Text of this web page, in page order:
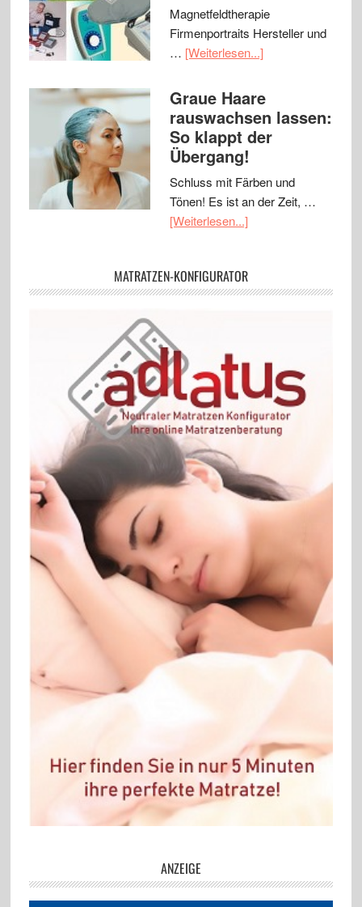
Magnetfeldtherapie
Firmenportraits Hersteller und
… [Weiterlesen...]
Graue Haare
rauswachsen lassen:
So klappt der
Übergang!
Schluss mit Färben und
Tönen! Es ist an der Zeit, …
[Weiterlesen...]
MATRATZEN-KONFIGURATOR
ANZEIGE